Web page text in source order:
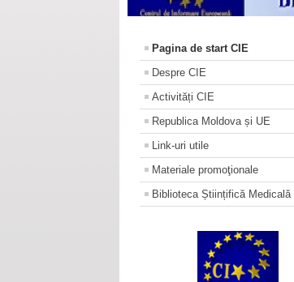
Pagina de start CIE
Despre CIE
Activități CIE
Republica Moldova și UE
Link-uri utile
Materiale promoţionale
Biblioteca Științifică Medicală